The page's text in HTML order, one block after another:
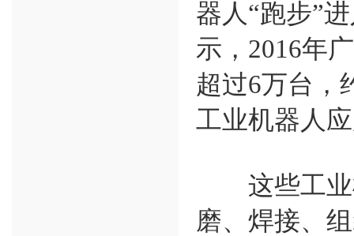
器人“跑步”
示，2016年
超过6万台，
工业机器人
这些工业
磨、焊接、